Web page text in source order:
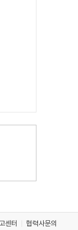
센터 협력사문의